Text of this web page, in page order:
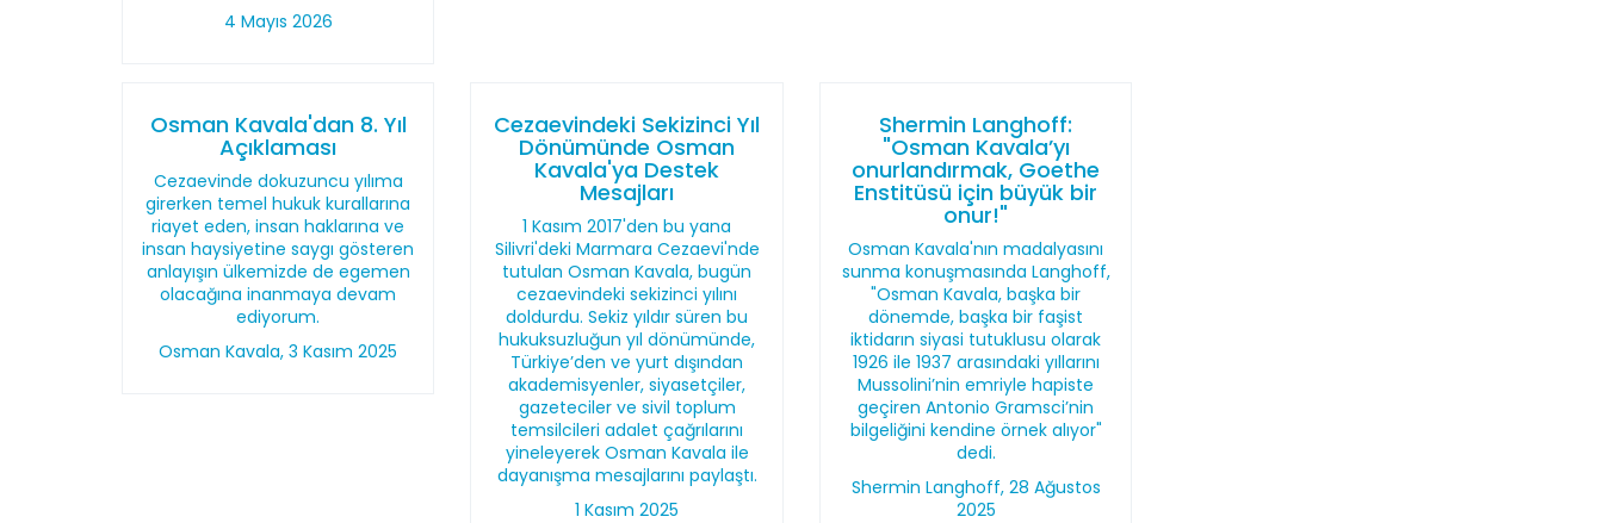
4 Mayıs 2026
Osman Kavala'dan 8. Yıl
Açıklaması
Cezaevinde dokuzuncu yılıma
girerken temel hukuk kurallarına
riayet eden, insan haklarına ve
insan haysiyetine saygı gösteren
anlayışın ülkemizde de egemen
olacağına inanmaya devam
ediyorum.
Osman Kavala, 3 Kasım 2025
Cezaevindeki Sekizinci Yıl
Dönümünde Osman
Kavala'ya Destek
Mesajları
1 Kasım 2017'den bu yana
Silivri'deki Marmara Cezaevi'nde
tutulan Osman Kavala, bugün
cezaevindeki sekizinci yılını
doldurdu. Sekiz yıldır süren bu
hukuksuzluğun yıl dönümünde,
Türkiye’den ve yurt dışından
akademisyenler, siyasetçiler,
gazeteciler ve sivil toplum
temsilcileri adalet çağrılarını
yineleyerek Osman Kavala ile
dayanışma mesajlarını paylaştı.
1 Kasım 2025
Shermin Langhoff:
"Osman Kavala’yı
onurlandırmak, Goethe
Enstitüsü için büyük bir
onur!"
Osman Kavala'nın madalyasını
sunma konuşmasında Langhoff,
"Osman Kavala, başka bir
dönemde, başka bir faşist
iktidarın siyasi tutuklusu olarak
1926 ile 1937 arasındaki yıllarını
Mussolini’nin emriyle hapiste
geçiren Antonio Gramsci’nin
bilgeliğini kendine örnek alıyor"
dedi.
Shermin Langhoff, 28 Ağustos
2025